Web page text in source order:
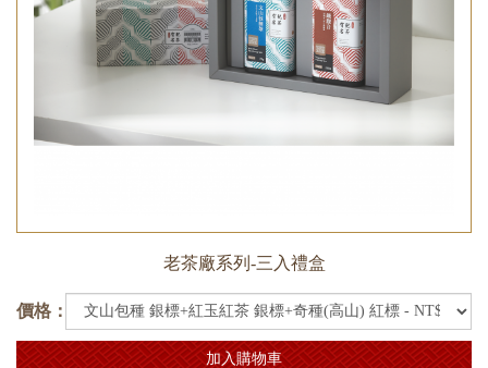
老茶廠系列-三入禮盒
價格：
加入購物車